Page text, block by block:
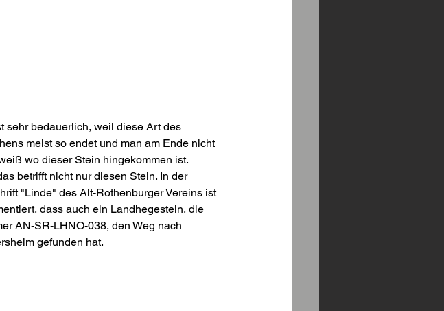
sehr bedauerlich, weil diese Art des
meist so endet und man am Ende nicht
wo dieser Stein hingekommen ist.
betrifft nicht nur diesen Stein. In der
"Linde" des Alt-Rothenburger Vereins ist
dass auch ein Landhegestein, die
AN-SR-LHNO-038, den Weg nach
gefunden hat.